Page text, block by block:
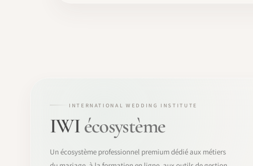
INTERNATIONAL WEDDING INSTITUTE
IWIécosystème
Un écosystème professionnel premium dédié aux métiers